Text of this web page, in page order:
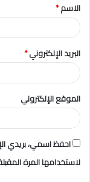
*
الاسم*
البريد الإلكتروني*
الموقع الإلكتروني
احفظ اسمي، بريدي
لاستخدامها المرة